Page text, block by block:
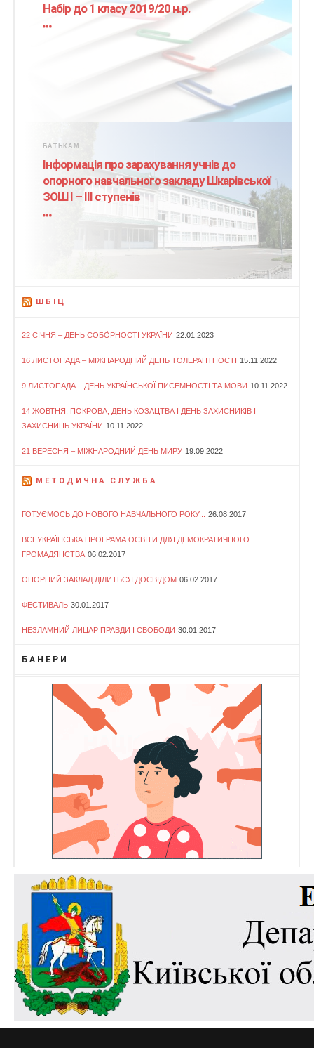
Набір до 1 класу 2019/20 н.р.
БАТЬКАМ
Інформація про зарахування учнів до
опорного навчального закладу Шкарівської
ЗОШ І – ІІІ ступенів
ШБІЦ
22 СІЧНЯ – ДЕНЬ СОБО́РНОСТІ УКРАЇНИ 22.01.2023
16 ЛИСТОПАДА – МІЖНАРОДНИЙ ДЕНЬ ТОЛЕРАНТНОСТІ 15.11.2022
9 ЛИСТОПАДА – ДЕНЬ УКРАЇНСЬКОЇ ПИСЕМНОСТІ ТА МОВИ 10.11.2022
14 ЖОВТНЯ: ПОКРОВА, ДЕНЬ КОЗАЦТВА І ДЕНЬ ЗАХИСНИКІВ І
ЗАХИСНИЦЬ УКРАЇНИ 10.11.2022
21 ВЕРЕСНЯ – МІЖНАРОДНИЙ ДЕНЬ МИРУ 19.09.2022
МЕТОДИЧНА СЛУЖБА
ГОТУЄМОСЬ ДО НОВОГО НАВЧАЛЬНОГО РОКУ... 26.08.2017
ВСЕУКРАЇНСЬКА ПРОГРАМА ОСВІТИ ДЛЯ ДЕМОКРАТИЧНОГО
ГРОМАДЯНСТВА 06.02.2017
ОПОРНИЙ ЗАКЛАД ДІЛИТЬСЯ ДОСВІДОМ 06.02.2017
ФЕСТИВАЛЬ 30.01.2017
НЕЗЛАМНИЙ ЛИЦАР ПРАВДИ І СВОБОДИ 30.01.2017
БАНЕРИ